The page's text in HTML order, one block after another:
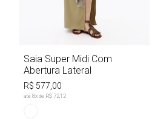
Saia Super Midi Com
Abertura Lateral
R$ 577,00
até 8x de R$ 72,12